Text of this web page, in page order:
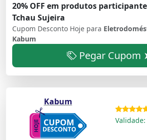
20% OFF em produtos
Tchau Sujeira
Cupom Desconto Hoje para
Kabum
Pegar Cupom
Kabum